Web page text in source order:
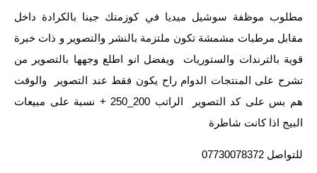
مطلوب موظفة سوشيل ميديا في كوزمتك جينا بالكرادة داخل
مقابل مرطبات مشمشة تكون ملتزمة بالنشر والتصوير و ذات خبرة
قوية بالترندات والستوريات ويفضل انو اطلع وجهها بالتصوير من
تشرح على المنتجات الدوام راح يكون فقط عند التصوير والوقت
هم بس على كد التصوير الراتب 200_250 + نسبة على مبيعات
البيج اذا كانت شاطرة
للتواصل 07730078372